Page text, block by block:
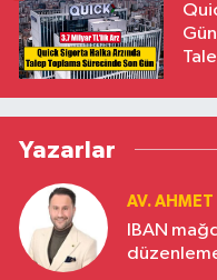
Yazarlar
AV. AHMET
IBAN